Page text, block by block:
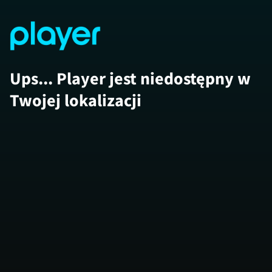
Ups... Player jest niedostępny w
Twojej lokalizacji